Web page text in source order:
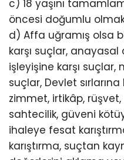
c) 18 yaşını
öncesi doğumlu
d) Affa uğramış olsa
karşı suçlar,
işleyişine karşı suçlar,
suçlar, Devlet
zimmet, irtikâp, rüşvet,
sahtecilik, güveni
ihaleye fesat
karıştırma, suçtan